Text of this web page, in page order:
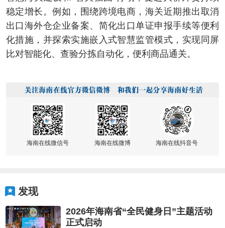
稳定增长。例如，围绕跨境电商，海关近期推出取消
出口海外仓企业备案、简化出口单证申报手续等便利
化措施，并探索实施嵌入式智慧监管模式，实现同屏
比对智能化、查验分拣自动化，便利商品通关。
海南在线微信号 海南在线微博 海南在线抖音号
发现
2026年海南省“全民健身日”主题活动
正式启动